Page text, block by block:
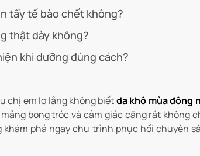
tẩy tế bào chết không?
thật dày không?
khi dưỡng đúng cách?
chị em lo lắng không biếtda khô mùa đông
bong tróc và cảm giác căng rát không
khám phá ngay chu trình phục hồi chuyên